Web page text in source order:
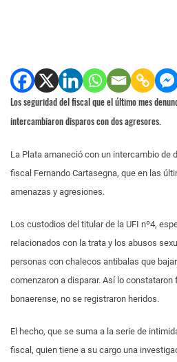
Los seguridad del fiscal que el último mes
intercambiaron disparos con dos agresores.
La Plata amaneció con un intercambio de
fiscal Fernando Cartasegna, que en las
amenazas y agresiones.
Los custodios del titular de la UFI nº4,
relacionados con la trata y los abusos
personas con chalecos antibalas que
comenzaron a disparar. Así lo
bonaerense, no se registraron heridos.
El hecho, que se suma a la serie de
fiscal, quien tiene a su cargo una